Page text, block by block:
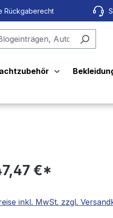
Rückgaberecht
€*
inkl. MwSt. zzgl.